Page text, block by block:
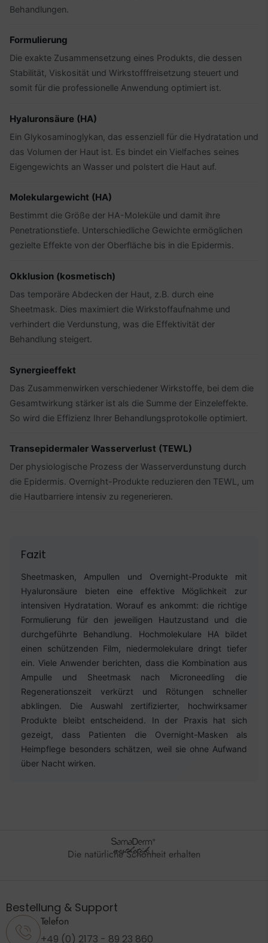
Behandlungen.
Formulierung
Die exakte Zusammensetzung eines Produkts, die dessen
Stabilität, Viskosität und Wirkstofffreisetzung steuert und
somit für die professionelle Anwendung optimiert ist.
Hyaluronsäure (HA)
Ein Glykosaminoglykan, das essenziell für die Hydratation und
das Volumen der Haut ist. Es bindet ein Vielfaches seines
Eigengewichts an Wasser und polstert die Haut auf.
Molekulargewicht (HA)
Bestimmt die Größe der HA-Moleküle und damit ihre
Penetrationstiefe. Unterschiedliche Gewichte ermöglichen
gezielte Effekte von der Oberfläche bis in die Epidermis.
Okklusion (kosmetisch)
Das temporäre Abdecken der Haut, z.B. durch eine
Sheetmask. Dies maximiert die Wirkstoffaufnahme und
verhindert die Verdunstung, was die Effektivität der
Behandlung steigert.
Synergieeffekt
Das Zusammenwirken verschiedener Wirkstoffe, bei dem die
Gesamtwirkung stärker ist als die Summe der Einzeleffekte.
So wird die Effizienz Ihrer Behandlungsprotokolle optimiert.
Transepidermaler Wasserverlust (TEWL)
Der physiologische Prozess der Wasserverdunstung durch
die Epidermis. Overnight-Produkte reduzieren den TEWL, um
die Hautbarriere intensiv zu regenerieren.
Fazit
Sheetmasken, Ampullen und Overnight-Produkte mit
Hyaluronsäure bieten eine effektive Möglichkeit zur
intensiven Hydratation. Worauf es ankommt: die richtige
Formulierung für den jeweiligen Hautzustand und die
durchgeführte Behandlung. Hochmolekulare HA bildet
einen schützenden Film, niedermolekulare dringt tiefer
ein. Viele Anwender berichten, dass die Kombination aus
Ampulle und Sheetmask nach Microneedling die
Regenerationszeit verkürzt und Rötungen schneller
abklingen. Die Auswahl zertifizierter, hochwirksamer
Produkte bleibt entscheidend. In der Praxis hat sich
gezeigt, dass Patienten die Overnight-Masken als
Heimpflege besonders schätzen, weil sie ohne Aufwand
über Nacht wirken.
Die natürliche Schönheit erhalten
Bestellung & Support
Telefon
+49 (0) 2173 - 89 23 860